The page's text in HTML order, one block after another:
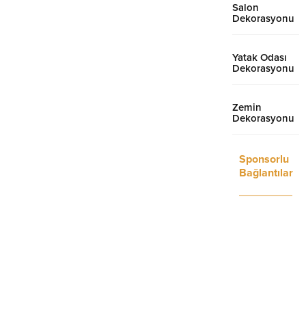
Salon
Dekorasyonu
Yatak Odası
Dekorasyonu
Zemin
Dekorasyonu
Sponsorlu
Bağlantılar